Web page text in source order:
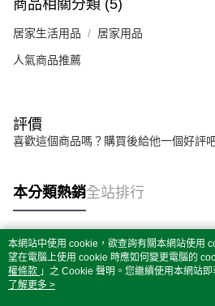
商品相關分類 (5)
居家生活用品 居家用品
人氣商品推薦
評價
喜歡這個商品嗎？購買後給他一個好評
本分類熱銷全站排行
熱門標籤
本網站中使用 cookie，欲查詢有關本網站使用
望在電腦上使用 cookie 時應如何變更電腦的
權條款 」之 Cookie 聲明。您繼續使用本網站
用條款之 Cookie 聲明使用 cookie。
了解更多 >